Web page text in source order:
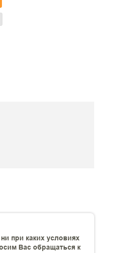
при каких условиях
Вас обращаться к